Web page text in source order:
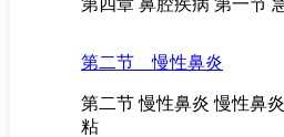
第二节 慢性鼻炎
第二节 慢性鼻炎 慢性鼻
粘